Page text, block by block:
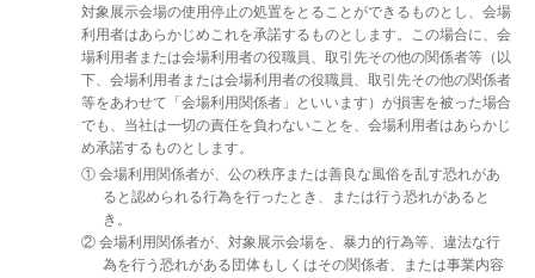
対象展示会場の使用停止の処置をとることができるものとし、会場
利用者はあらかじめこれを承諾するものとします。この場合に、会
場利用者または会場利用者の役職員、取引先その他の関係者等（以
下、会場利用者または会場利用者の役職員、取引先その他の関係者
等をあわせて「会場利用関係者」といいます）が損害を被った場合
でも、当社は一切の責任を負わないことを、会場利用者はあらかじ
め承諾するものとします。
① 会場利用関係者が、公の秩序または善良な風俗を乱す恐れがあ
ると認められる行為を行ったとき、または行う恐れがあると
き。
② 会場利用関係者が、対象展示会場を、暴力的行為等、違法な行
為を行う恐れがある団体もしくはその関係者、または事業内容